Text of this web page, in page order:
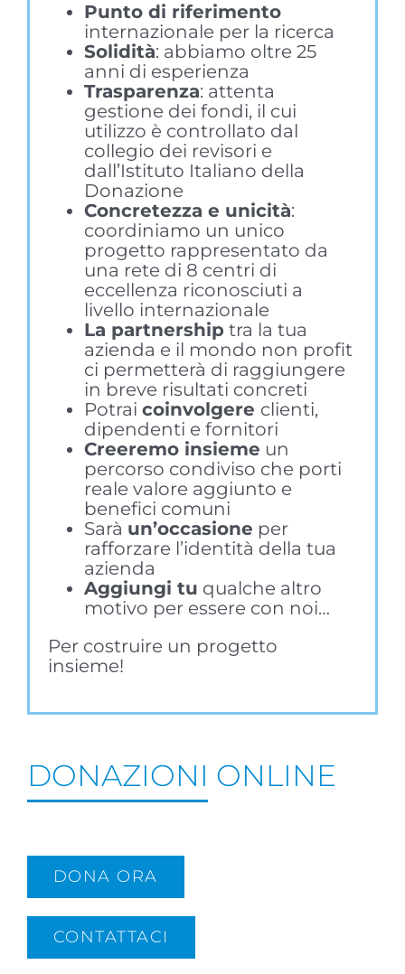
Punto di riferimento
internazionale per la ricerca
Solidità: abbiamo oltre 25
anni di esperienza
Trasparenza: attenta
gestione dei fondi, il cui
utilizzo è controllato dal
collegio dei revisori e
dall’Istituto Italiano della
Donazione
Concretezza e unicità:
coordiniamo un unico
progetto rappresentato da
una rete di 8 centri di
eccellenza riconosciuti a
livello internazionale
La partnership tra la tua
azienda e il mondo non profit
ci permetterà di raggiungere
in breve risultati concreti
Potraicoinvolgere clienti,
dipendenti e fornitori
Creeremo insieme un
percorso condiviso che porti
reale valore aggiunto e
benefici comuni
Sarà un’occasione per
rafforzare l’identità della tua
azienda
Aggiungi tu qualche altro
motivo per essere con noi…
Per costruire un progetto
insieme!
DONAZIONI ONLINE
DONA ORA
CONTATTACI